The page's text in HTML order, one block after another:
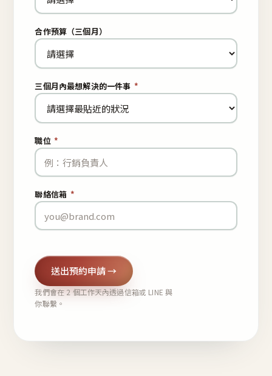
合作預算（三個月）
三個月內最想解決的一件事 *
職位 *
聯絡信箱 *
送出預約申請 →
我們會在 2 個工作天內透過信箱或 LINE 與
你聯繫。